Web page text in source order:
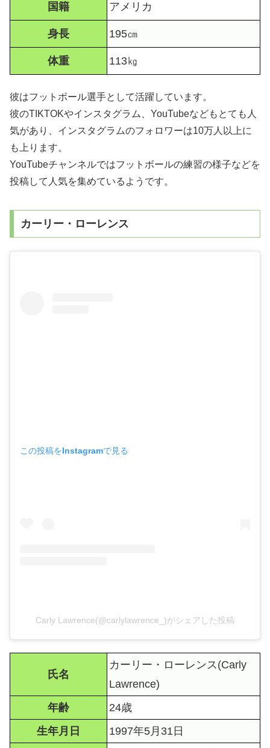
国籍 アメリカ
身長 195㎝
体重 113㎏
彼はフットボール選手として活躍しています。
彼のTIKTOKやインスタグラム、YouTubeなどもとても人
気があり、インスタグラムのフォロワーは10万人以上に
も上ります。
YouTubeチャンネルではフットボールの練習の様子などを
投稿して人気を集めているようです。
カーリー・ローレンス
この投稿をInstagramで見る
Carly Lawrence(@carlylawrence_)がシェアした投稿
氏名
カーリー・ローレンス(Carly
Lawrence)
年齢
24歳
生年月日
1997年5月31日